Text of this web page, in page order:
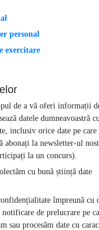
personal
exercitare
de a vă oferi informații
datele dumneavoastră
inclusiv orice date pe care
abonați la newsletter-ul
la un concurs).
cu bună știință date
împreună cu
de prelucrare pe
sau procesăm date cu